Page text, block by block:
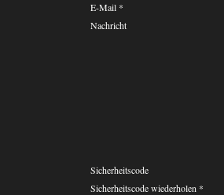
E-Mail *
Nachricht
Sicherheitscode
Sicherheitscode wiederholen *